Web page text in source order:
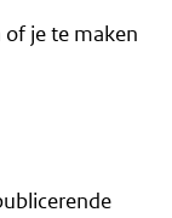
je te maken